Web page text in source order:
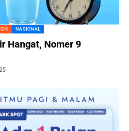
NASIONAL
Hangat, Nomer 9